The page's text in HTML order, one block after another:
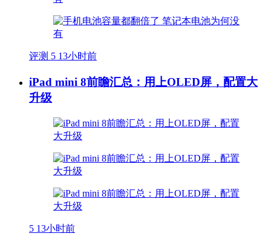
评测 5 13小时前
iPad mini 8前瞻汇总：用上OLED屏，配置大
升级
5 13小时前